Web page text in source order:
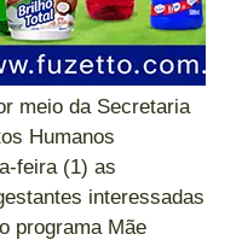
meio da Secretaria
Humanos
feira (1) as
interessadas
programa Mãe